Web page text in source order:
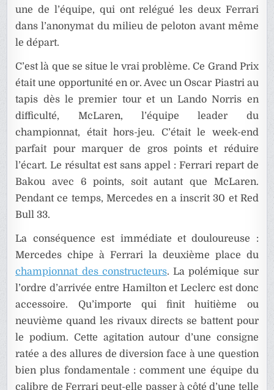
une de l’équipe, qui ont relégué les deux Ferrari
dans l’anonymat du milieu de peloton avant même
le départ.
C’est là que se situe le vrai problème. Ce Grand Prix
était une opportunité en or. Avec un Oscar Piastri au
tapis dès le premier tour et un Lando Norris en
difficulté, McLaren, l’équipe leader du
championnat, était hors-jeu. C’était le week-end
parfait pour marquer de gros points et réduire
l’écart. Le résultat est sans appel : Ferrari repart de
Bakou avec 6 points, soit autant que McLaren.
Pendant ce temps, Mercedes en a inscrit 30 et Red
Bull 33.
La conséquence est immédiate et douloureuse :
Mercedes chipe à Ferrari la deuxième place du
championnat des constructeurs. La polémique sur
l’ordre d’arrivée entre Hamilton et Leclerc est donc
accessoire. Qu’importe qui finit huitième ou
neuvième quand les rivaux directs se battent pour
le podium. Cette agitation autour d’une consigne
ratée a des allures de diversion face à une question
bien plus fondamentale : comment une équipe du
calibre de Ferrari peut-elle passer à côté d’une telle